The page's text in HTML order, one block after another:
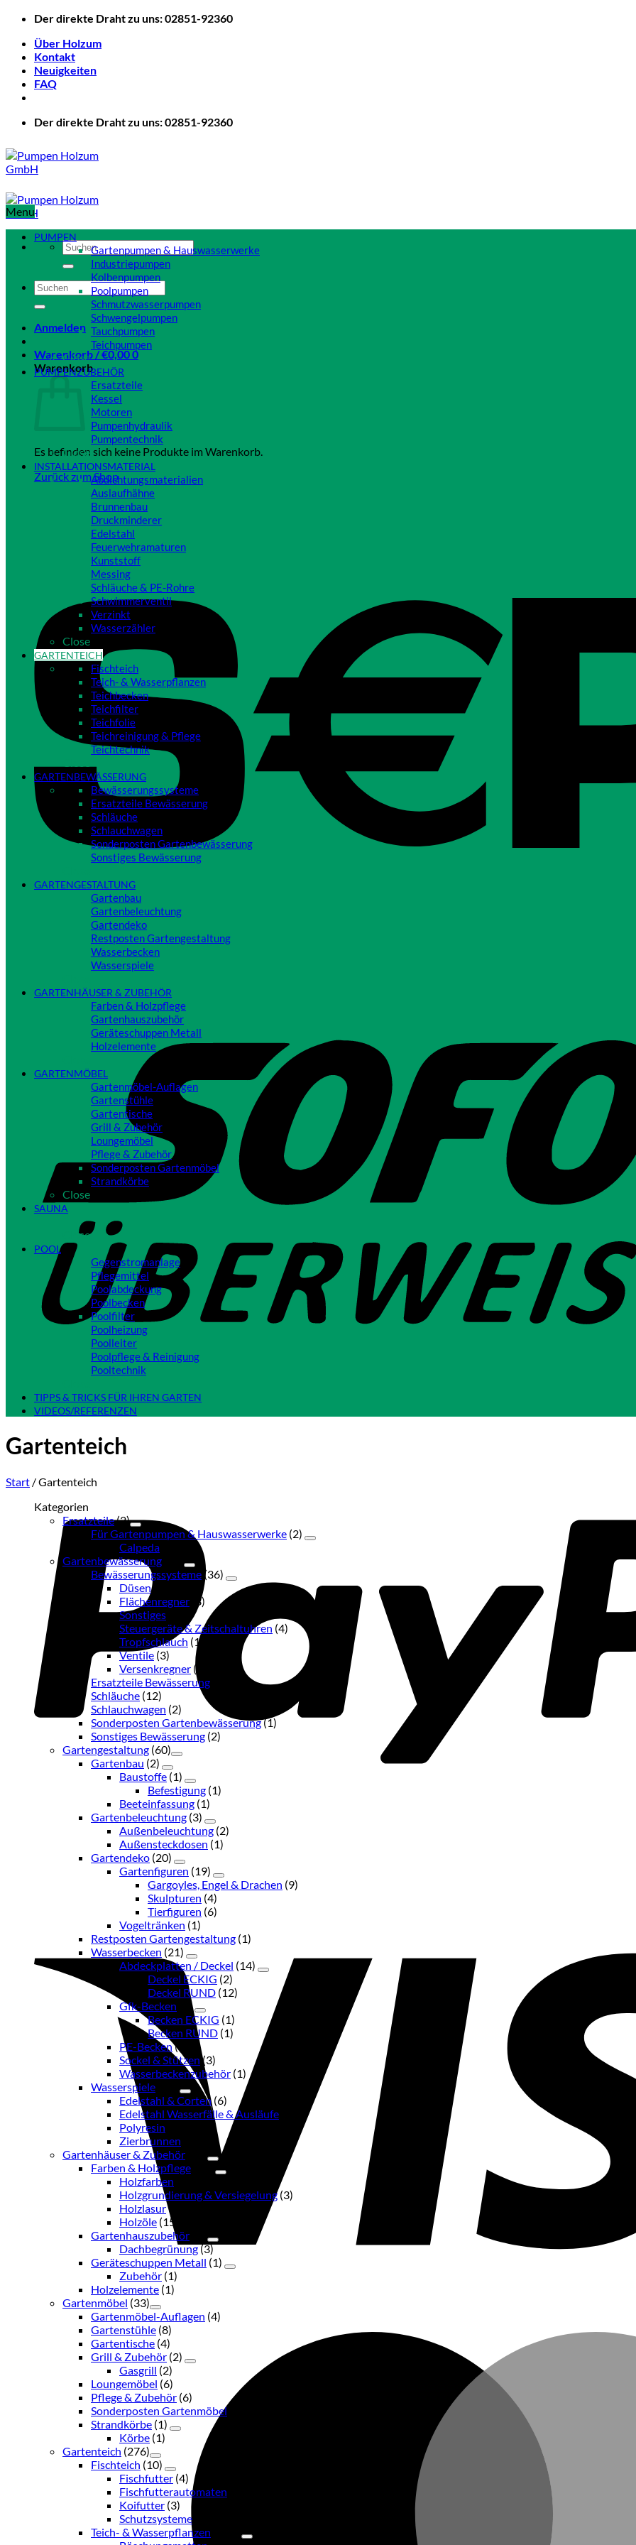
Zum
springen
Der direkte Draht zu uns: 02851-92360
Über Holzum
Kontakt
Neuigkeiten
FAQ
Der direkte Draht zu uns: 02851-92360
Suchen
nach:
Suchen
nach:
Anmelden
Warenkorb /€0,000
Warenkorb
Es befinden sich keine Produkte im Warenkorb.
Zurück zum Shop
Menu
PUMPEN
Gartenpumpen & Hauswasserwerke
Industriepumpen
Kolbenpumpen
Poolpumpen
Schmutzwasserpumpen
Schwengelpumpen
Tauchpumpen
Teichpumpen
Close
PUMPENZUBEHÖR
Ersatzteile
Kessel
Motoren
Pumpenhydraulik
Pumpentechnik
Close
INSTALLATIONSMATERIAL
Abdichtungsmaterialien
Auslaufhähne
Brunnenbau
Druckminderer
Edelstahl
Feuerwehramaturen
Kunststoff
Messing
Schläuche & PE-Rohre
Schwimmerventil
Verzinkt
Wasserzähler
Close
GARTENTEICH
Fischteich
Teich- & Wasserpflanzen
Teichbecken
Teichfilter
Teichfolie
Teichreinigung & Pflege
Teichtechnik
GARTENBEWÄSSERUNG
Bewässerungssysteme
Ersatzteile Bewässerung
Schläuche
Schlauchwagen
Sonderposten Gartenbewässerung
Sonstiges Bewässerung
GARTENGESTALTUNG
Gartenbau
Gartenbeleuchtung
Gartendeko
Restposten Gartengestaltung
Wasserbecken
Wasserspiele
GARTENHÄUSER & ZUBEHÖR
Farben & Holzpflege
Gartenhauszubehör
Geräteschuppen Metall
Holzelemente
GARTENMÖBEL
Gartenmöbel-Auflagen
Gartenstühle
Gartentische
Grill & Zubehör
Loungemöbel
Pflege & Zubehör
Sonderposten Gartenmöbel
Strandkörbe
Close
SAUNA
Close
POOL
Gegenstromanlage
Pflegemittel
Poolabdeckung
Poolbecken
Poolfilter
Poolheizung
Poolleiter
Poolpflege & Reinigung
Pooltechnik
TIPPS & TRICKS FÜR IHREN GARTEN
VIDEOS/REFERENZEN
Gartenteich
Start /Gartenteich
Kategorien
Ersatzteile(2)
Für Gartenpumpen & Hauswasserwerke (2)
Calpeda
Gartenbewässerung
Bewässerungssysteme (36)
Düsen
Flächenregner
(3)
Sonstiges
Steuergeräte & Zeitschaltuhren (4)
Tropfschlauch (1)
Ventile (3)
Versenkregner (3)
Ersatzteile Bewässerung
Schläuche (12)
Schlauchwagen (2)
Sonderposten Gartenbewässerung(1)
Sonstiges Bewässerung (2)
Gartengestaltung (60)
Gartenbau (2)
Baustoffe (1)
Befestigung (1)
Beeteinfassung (1)
Gartenbeleuchtung (3)
Außenbeleuchtung (2)
Außensteckdosen (1)
Gartendeko (20)
Gartenfiguren (19)
Gargoyles, Engel & Drachen (9)
Skulpturen (4)
Tierfiguren (6)
Vogeltränken (1)
Restposten Gartengestaltung (1)
Wasserbecken (21)
Abdeckplatten / Deckel (14)
Deckel ECKIG (2)
Deckel RUND (12)
Gfk-Becken
(2)
Becken ECKIG (1)
Becken RUND (1)
PE-Becken(1)
Sockel & Stützen (3)
Wasserbeckenzubehör (1)
Wasserspiele
Edelstahl & Corten (6)
Edelstahl Wasserfälle & Ausläufe
Polyresin
Zierbrunnen
Gartenhäuser & Zubehör
Farben & Holzpflege
Holzfarben
Holzgrundierung & Versiegelung (3)
Holzlasur(13)
Holzöle (15)
Gartenhauszubehör
Dachbegrünung(3)
Geräteschuppen Metall (1)
Zubehör (1)
Holzelemente (1)
Gartenmöbel (33)
Gartenmöbel-Auflagen (4)
Gartenstühle (8)
Gartentische (4)
Grill & Zubehör (2)
Gasgrill (2)
Loungemöbel (6)
Pflege & Zubehör (6)
Sonderposten Gartenmöbel
Strandkörbe (1)
Körbe (1)
Gartenteich (276)
Fischteich (10)
Fischfutter (4)
Fischfutterautomaten
Koifutter (3)
Schutzsysteme
Teich- & Wasserpflanzen